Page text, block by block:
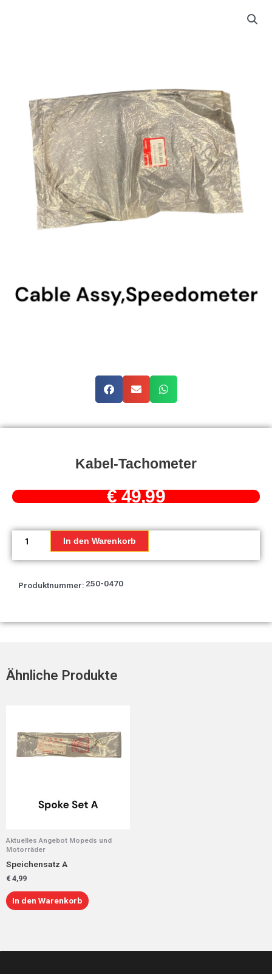
Kabel-Tachometer
€49,99
Kabel-
Tachometer
In den Warenkorb
Produktnummer: 250-0470
Ähnliche Produkte
Aktuelles Angebot Mopeds und
Motorräder
Speichensatz A
€ 4,99
In den Warenkorb